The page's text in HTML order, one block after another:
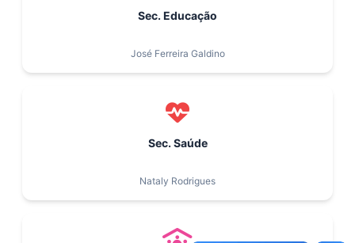
Sec. Educação
José Ferreira Galdino
Sec. Saúde
Nataly Rodrigues